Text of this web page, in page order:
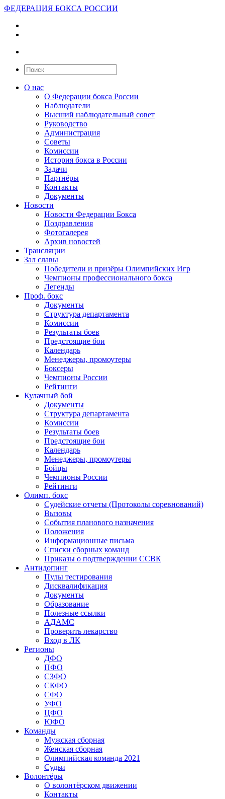
ФЕДЕРАЦИЯ БОКСА РОССИИ
О нас
О Федерации бокса России
Наблюдатели
Высший наблюдательный совет
Руководство
Администрация
Советы
Комиссии
История бокса в России
Задачи
Партнёры
Контакты
Документы
Новости
Новости Федерации Бокса
Поздравления
Фотогалерея
Архив новостей
Трансляции
Зал славы
Победители и призёры Олимпийских Игр
Чемпионы профессионального бокса
Легенды
Проф. бокс
Документы
Структура департамента
Комиссии
Результаты боев
Предстоящие бои
Календарь
Менеджеры, промоутеры
Боксеры
Чемпионы России
Рейтинги
Кулачный бой
Документы
Структура департамента
Комиссии
Результаты боев
Предстоящие бои
Календарь
Менеджеры, промоутеры
Бойцы
Чемпионы России
Рейтинги
Олимп. бокс
Судейские отчеты (Протоколы соревнований)
Вызовы
События планового назначения
Положения
Информационные письма
Списки сборных команд
Приказы о подтверждении ССВК
Антидопинг
Пулы тестирования
Дисквалификация
Документы
Образование
Полезные ссылки
АДАМС
Проверить лекарство
Вход в ЛК
Регионы
ДФО
ПФО
СЗФО
СКФО
СФО
УФО
ЦФО
ЮФО
Команды
Мужская сборная
Женская сборная
Олимпийская команда 2021
Судьи
Волонтёры
О волонтёрском движении
Контакты